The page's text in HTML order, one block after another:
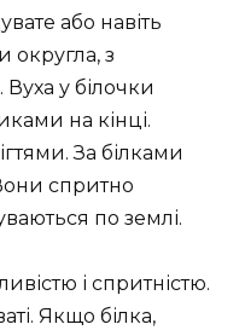
або навіть
округла, з
у білочки
на кінці.
За білками
спритно
по землі.
і спритністю.
Якщо білка,